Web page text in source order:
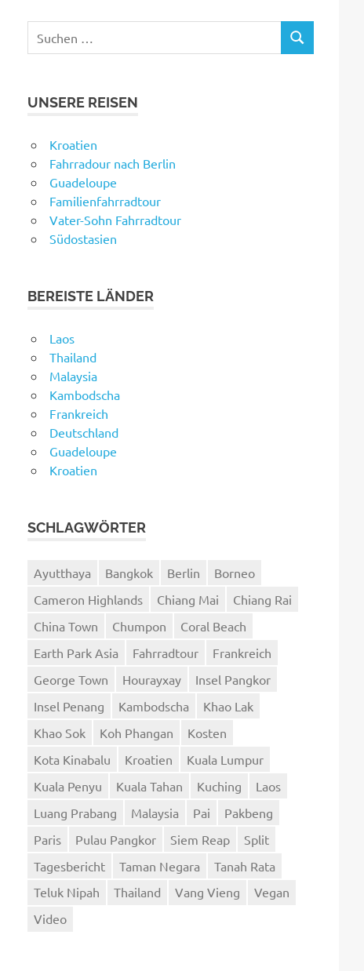
nach:
SUCHEN
UNSERE REISEN
Kroatien
Fahrradour nach Berlin
Guadeloupe
Familienfahrradtour
Vater-Sohn Fahrradtour
Südostasien
BEREISTE LÄNDER
Laos
Thailand
Malaysia
Kambodscha
Frankreich
Deutschland
Guadeloupe
Kroatien
SCHLAGWÖRTER
Ayutthaya Bangkok Berlin
Borneo
Cameron Highlands
Chiang Mai
Chiang Rai
China Town
Chumpon
Coral Beach
Earth Park Asia
Fahrradtour
Frankreich
George Town
Hourayxay
Insel Pangkor
Insel Penang
Kambodscha
Khao Lak
Khao Sok
Koh Phangan
Kosten
Kota Kinabalu
Kroatien
Kuala Lumpur
Kuala Penyu
Kuala Tahan Kuching
Laos
Luang Prabang
Malaysia Pai
Pakbeng
Paris
Pulau Pangkor Siem Reap
Split
Tagesbericht
Taman Negara
Tanah Rata
Teluk Nipah
Thailand Vang Vieng
Vegan
Video